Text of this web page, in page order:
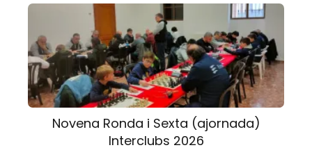
Novena Ronda i Sexta (ajornada)
Interclubs 2026